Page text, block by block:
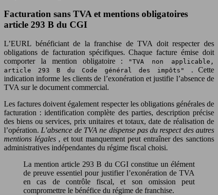
Facturation sans TVA et mentions obligatoires
article 293 B du CGI
L’EURL bénéficiant de la franchise de TVA doit respecter des
obligations de facturation spécifiques. Chaque facture émise doit
comporter la mention obligatoire :
"TVA non applicable,
article 293 B du Code général des impôts" . Cette
indication informe les clients de l’exonération et justifie l’absence de
TVA sur le document commercial.
Les factures doivent également respecter les obligations générales de
facturation : identification complète des parties, description précise
des biens ou services, prix unitaires et totaux, date de réalisation de
l’opération. L’absence de TVA ne dispense pas du respect des autres
mentions légales , et tout manquement peut entraîner des sanctions
administratives indépendantes du régime fiscal choisi.
La mention article 293 B du CGI constitue un élément
de preuve essentiel pour justifier l’exonération de TVA
en cas de contrôle fiscal, et son omission peut
compromettre le bénéfice du régime de franchise.